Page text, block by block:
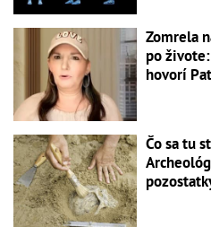
Zomrela
po
hovorí
Čo sa tu